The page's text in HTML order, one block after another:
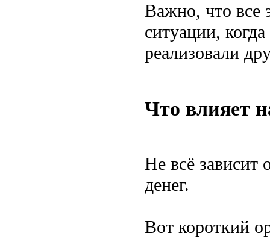
Важно, что все
ситуации,
реализовали
Что влияет
Не всё зависит
денег.
Вот короткий